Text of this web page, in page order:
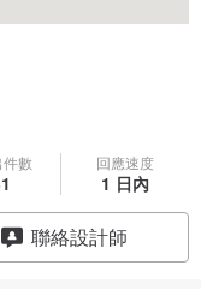
數 回應速度
1 日內
聯絡設計師